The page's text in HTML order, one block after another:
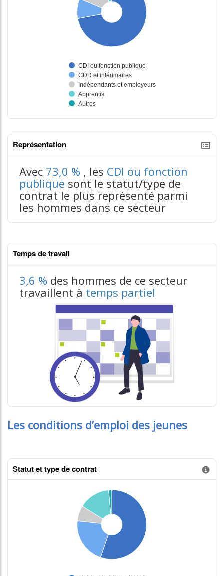
Représentation
Avec 73,0 % , les CDI ou fonction
publique sont le statut/type de
contrat le plus représenté parmi
les hommes dans ce secteur
Temps de travail
3,6 % des hommes de ce secteur
travaillent à temps partiel
Les conditions d’emploi des jeunes
Statut et type de contrat